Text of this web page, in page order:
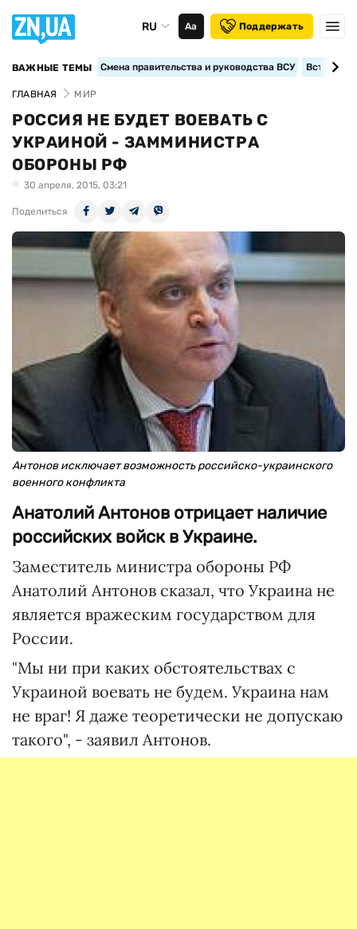
RU Аа Поддержать
ВАЖНЫЕ ТЕМЫ Смена правительства и руководства ВСУ
ГЛАВНАЯ МИР
РОССИЯ НЕ БУДЕТ ВОЕВАТЬ С
УКРАИНОЙ - ЗАММИНИСТРА
ОБОРОНЫ РФ
30 апреля, 2015, 03:21
Поделиться
Антонов исключает возможность российско-украинского
военного конфликта
Анатолий Антонов отрицает наличие
российских войск в Украине.
Заместитель министра обороны РФ
Анатолий Антонов сказал, что Украина не
является вражеским государством для
России.
"Мы ни при каких обстоятельствах с
Украиной воевать не будем. Украина нам
не враг! Я даже теоретически не допускаю
такого", - заявил Антонов.